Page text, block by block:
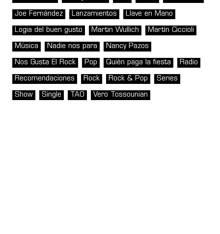
Joe Fernández Lanzamientos Llave en Mano
Logia del buen gusto Martin Wullich Martín Ciccioli
Música Nadie nos para Nancy Pazos
Nos Gusta El Rock Pop Quién paga la fiesta Radio
Recomendaciones Rock Rock & Pop Series
Show Single TAO Vero Tossounian